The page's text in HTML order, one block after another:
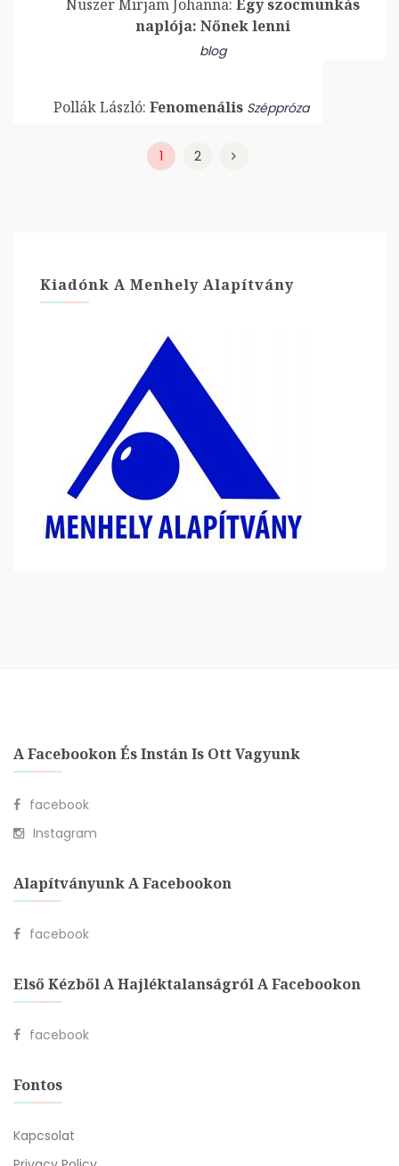
Nuszer Mirjam Johanna: Egy szocmunkás
naplója: Nőnek lenni
blog
Pollák László: Fenomenális Széppróza
1 2
Kiadónk A Menhely Alapítvány
A Facebookon És Instán Is Ott Vagyunk
facebook
Instagram
Alapítványunk A Facebookon
facebook
Első Kézből A Hajléktalanságról A Facebookon
facebook
Fontos
Kapcsolat